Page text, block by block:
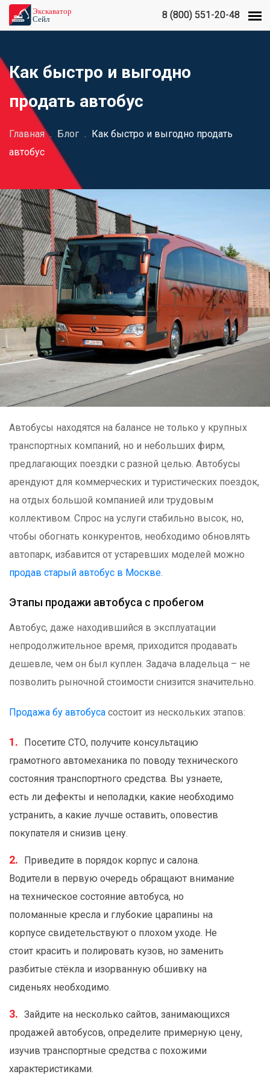
8 (800) 551-20-48
8 (800) 551-20-48
Как быстро и выгодно
продать автобус
Главная . Блог . Как быстро и выгодно продать
автобус
Автобусы находятся на балансе не только у крупных
транспортных компаний, но и небольших фирм,
предлагающих поездки с разной целью. Автобусы
арендуют для коммерческих и туристических поездок,
на отдых большой компанией или трудовым
коллективом. Спрос на услуги стабильно высок, но,
чтобы обогнать конкурентов, необходимо обновлять
автопарк, избавится от устаревших моделей можно
продав старый автобус в Москве.
Этапы продажи автобуса с пробегом
Автобус, даже находившийся в эксплуатации
непродолжительное время, приходится продавать
дешевле, чем он был куплен. Задача владельца – не
позволить рыночной стоимости снизится значительно.
Продажа бу автобуса состоит из нескольких этапов:
Посетите СТО, получите консультацию
грамотного автомеханика по поводу технического
состояния транспортного средства. Вы узнаете,
есть ли дефекты и неполадки, какие необходимо
устранить, а какие лучше оставить, оповестив
покупателя и снизив цену.
Приведите в порядок корпус и салона.
Водители в первую очередь обращают внимание
на техническое состояние автобуса, но
поломанные кресла и глубокие царапины на
корпусе свидетельствуют о плохом уходе. Не
стоит красить и полировать кузов, но заменить
разбитые стёкла и изорванную обшивку на
сиденьях необходимо.
Зайдите на несколько сайтов, занимающихся
продажей автобусов, определите примерную цену,
изучив транспортные средства с похожими
характеристиками.